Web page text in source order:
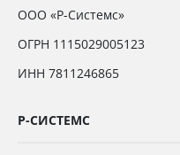
ООО «Р-Системс»
ОГРН 1115029005123
ИНН 7811246865
Р-СИСТЕМС